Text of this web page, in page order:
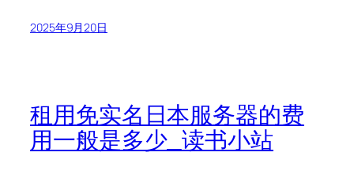
2025年9月20日
租用免实名日本服务器的费
用一般是多少_读书小站